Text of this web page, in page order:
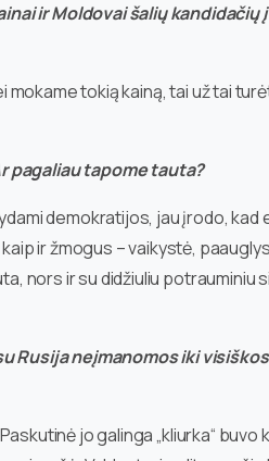
ir Moldovai šalių kandidačių
tokią kainą, tai už tai
pagaliau tapome tauta?
demokratijos, jau įrodo, kad
ir žmogus – vaikystė,
nors ir su didžiuliu potrauminiu
Rusija neįmanomos iki
jo galinga „kliurka“ buvo